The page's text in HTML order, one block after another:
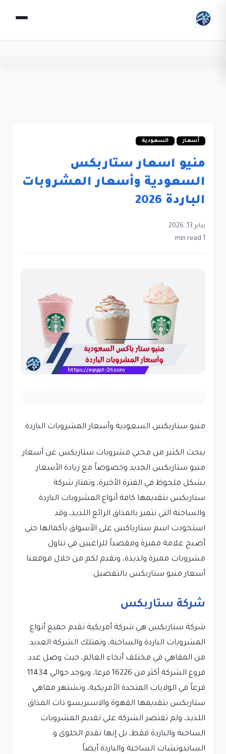
أسعار السعودية
منيو اسعار ستاربكس
السعودية وأسعار المشروبات
الباردة 2026
يناير 13, 2026
1 min read
منيو ستاربكس السعودية وأسعار المشروبات الباردة
يبحث الكثير من محبي مشروبات ستاربكس عن أسعار
منيو ستاربكس الجديد وخصوصاً مع زيادة الأسعار
بشكل ملحوظ في الفترة الأخيرة، وتمتاز شركة
ستاربكس بتقديمها كافة أنواع المشروبات الباردة
والساخنة التي تتميز بالمذاق الرائع اللذيذ، وقد
استحوذت اسم ستارباكس على الأسواق بأكمالها حتي
أصبح علامة مميزة ومقصداً للراغبين في تناول
مشروبات مميزة ولذيذة، ونقدم لكم من خلال موقعنا
أسعار منيو ستاربكس بالتفصيل.
شركة ستاربكس
شركة ستاربكس هي شركة أمريكية تقدم جميع أنواع
المشروبات الباردة والساخنة، وتمتلك الشركة العديد
من المقاهي في مختلف أنحاء العالم، حيث وصل عدد
فروع الشركة أكثر من 16226 فرعا، ويوجد حوالي 11434
فرعاً في الولايات المتحدة الأمريكية، وتشتهر مقاهي
ستاربكس بتقديمها القهوة والاسبريسو ذات المذاق
اللذيذ، ولم تقتصر الشركة علي تقديم المشروبات
الساخنة والباردة فقط، بل إنها تقدم الحلوى و
الساندوتشات الساخنة والباردة أيضاً.